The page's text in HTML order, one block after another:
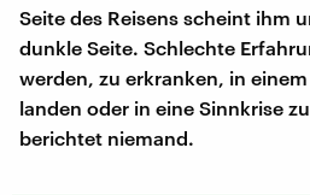
Seite des Reisens scheint ihm
dunkle Seite. Schlechte
werden, zu erkranken, in
landen oder in eine Sinnkrise
berichtet niemand.